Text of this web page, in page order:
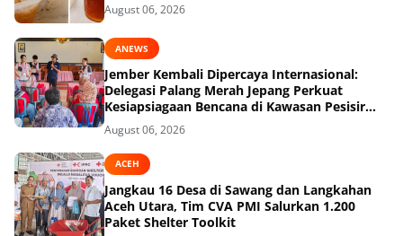
August 06, 2026
ANEWS
Jember Kembali Dipercaya Internasional:
Delegasi Palang Merah Jepang Perkuat
Kesiapsiagaan Bencana di Kawasan Pesisir
dan Sekolah
August 06, 2026
ACEH
Jangkau 16 Desa di Sawang dan Langkahan
Aceh Utara, Tim CVA PMI Salurkan 1.200
Paket Shelter Toolkit